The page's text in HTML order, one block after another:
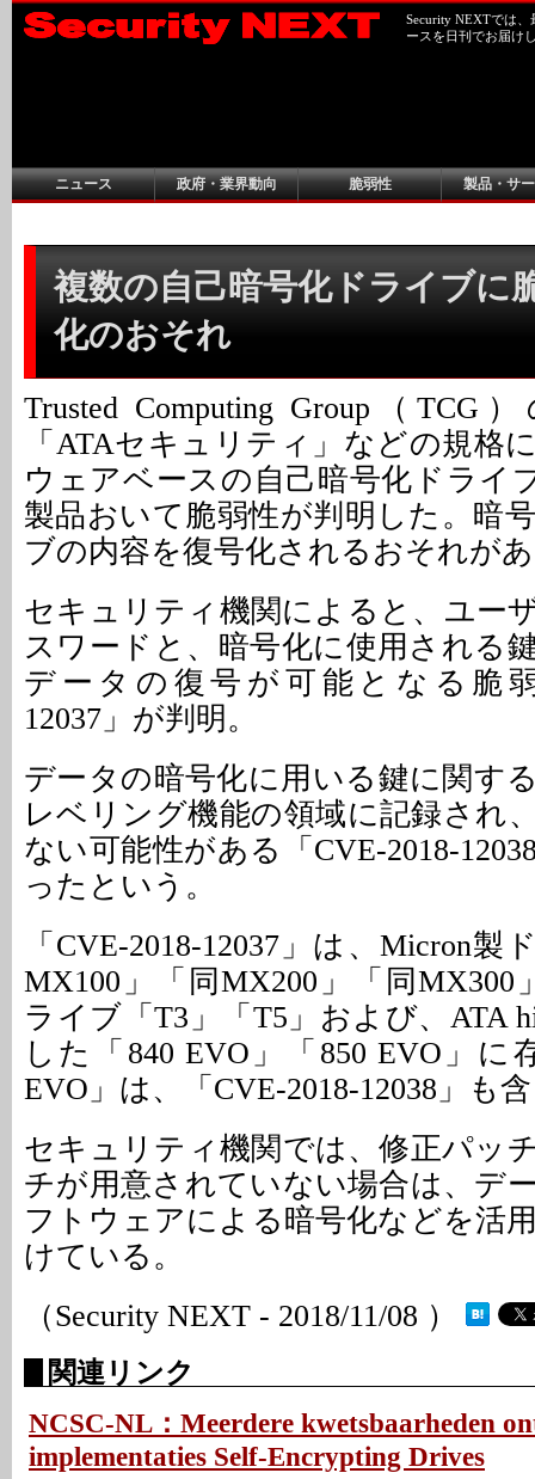
Security NEXTでは
ースを日刊でお届け
ニュース 政府・業界動向 脆弱性 製品・サ
複数の自己暗号化ドライブに
化のおそれ
Trusted Computing Group（TCG
「ATAセキュリティ」などの規格
ウェアベースの自己暗号化ドライ
製品おいて脆弱性が判明した。暗
ブの内容を復号化されるおそれが
セキュリティ機関によると、ユー
スワードと、暗号化に使用される
データの復号が可能となる脆弱
12037」が判明。
データの暗号化に用いる鍵に関す
レベリング機能の領域に記録され
ない可能性がある「CVE-2018-
ったという。
「CVE-2018-12037」は、Micron製
MX100」「同MX200」「同MX300
ライブ「T3」「T5」および、ATA
した「840 EVO」「850 EVO」に
EVO」は、「CVE-2018-12038」も
セキュリティ機関では、修正パッ
チが用意されていない場合は、デ
フトウェアによる暗号化などを活
けている。
（Security NEXT - 2018/11/08 ）
関連リンク
NCSC-NL：Meerdere kwetsbaarheden
implementaties Self-Encrypting Drives